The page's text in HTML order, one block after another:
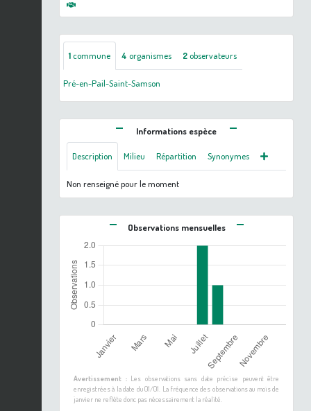
1commune 4 organismes 2observateurs
Pré-en-Pail-Saint-Samson
Informations espèce
Description Milieu Répartition Synonymes
Non renseigné pour le moment
Observations mensuelles
Avertissement :Les observations sans date précise peuvent être
enregistrées à la date du 01/01. La fréquence des observations au mois de
janvier ne reflète donc pas nécessairement la réalité.